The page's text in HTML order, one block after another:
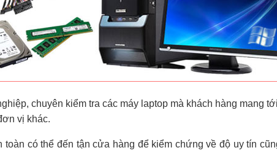
chuyên kiểm tra các máy laptop mà khách hàng mang
vị khác.
có thể đến tận cửa hàng để kiểm chứng về độ uy tín